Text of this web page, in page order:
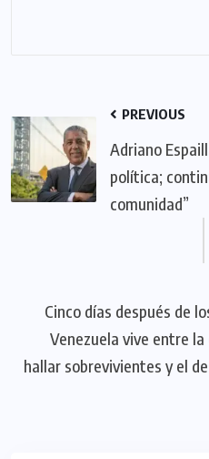
PREVIOUS
Adriano
política;
comunidad”
Cinco días después de
Venezuela vive entre la
hallar sobrevivientes y el